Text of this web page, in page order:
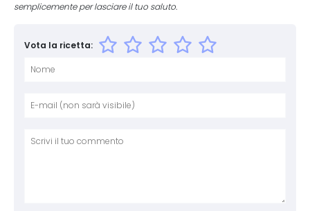
semplicemente per lasciare il tuo saluto.
Vota la ricetta: